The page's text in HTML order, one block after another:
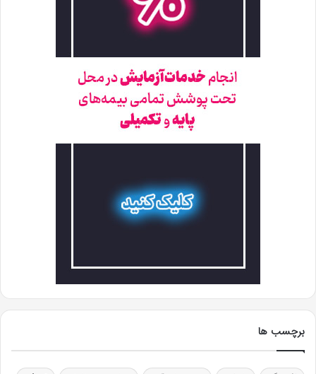
برچسب ها